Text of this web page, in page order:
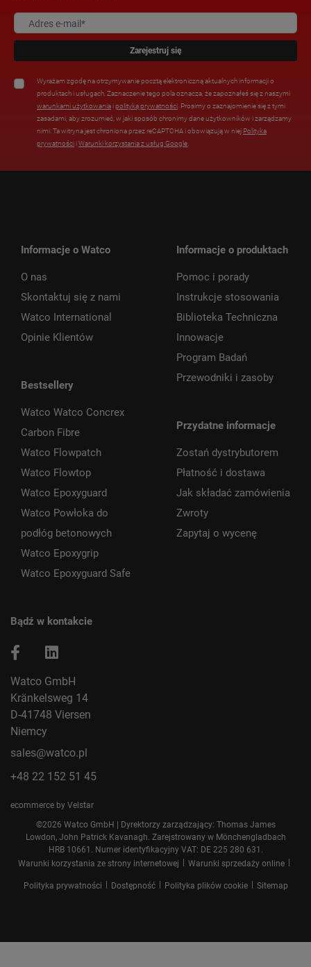
Zarejestruj się
Wyrażam zgodę na otrzymywanie pocztą elektroniczną aktualnych informacji o
produktach i usługach. Zaznaczenie tego pola oznacza, że zapoznałeś się z naszymi
warunkami użytkowania ipolityką prywatności . Prosimy o zaznajomienie się z tymi
zasadami, aby zrozumieć, w jaki sposób chronimy dane użytkowników i zarządzamy
nimi. Ta witryna jest chroniona przez reCAPTCHA i obowiązują w niej Polityka
prywatności iWarunki korzystania z usług Google
Informacje o Watco
O nas
Skontaktuj się z nami
Watco International
Opinie Klientów
Bestsellery
Watco Watco Concrex
Carbon Fibre
Watco Flowpatch
Watco Flowtop
Watco Epoxyguard
Watco Powłoka do
podłóg betonowych
Watco Epoxygrip
Watco Epoxyguard Safe
Informacje o produktach
Pomoc i porady
Instrukcje stosowania
Biblioteka Techniczna
Innowacje
Program Badań
Przewodniki i zasoby
Przydatne informacje
Zostań dystrybutorem
Płatność i dostawa
Jak składać zamówienia
Zwroty
Zapytaj o wycenę
Bądź w kontakcie
Watco GmbH
Kränkelsweg 14
D-41748 Viersen
Niemcy
sales@watco.pl
+48 22 152 51 45
ecommerce by Velstar
©2026 Watco GmbH | Dyrektorzy zarządzający: Thomas James
Lowdon, John Patrick Kavanagh. Zarejstrowany w Mönchengladbach
HRB 10661. Numer identyfikacyjny VAT: DE 225 280 631.
Warunki korzystania ze strony internetowej
Warunki sprzedaży online
Polityka prywatności Dostępność Polityka plików cookie Sitemap